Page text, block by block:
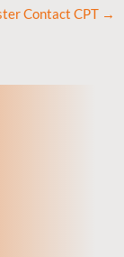
Contact CPT →